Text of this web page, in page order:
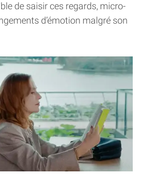
de saisir ces regards, micro-
d’émotion malgré son